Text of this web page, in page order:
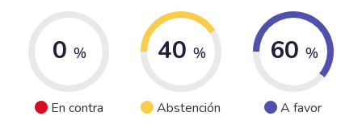
0 %
En contra
40 %
Abstención
60 %
A favor